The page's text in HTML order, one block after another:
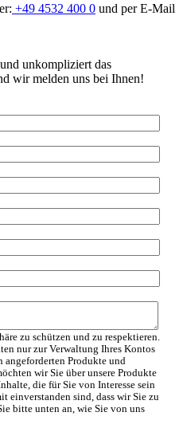
+49 4532 400 0 und per E-Mail
unkompliziert das
wir melden uns bei Ihnen!
zu schützen und zu respektieren.
nur zur Verwaltung Ihres Kontos
Produkte und
wir Sie über unsere Produkte
die für Sie von Interesse sein
einverstanden sind, dass wir Sie zu
bitte unten an, wie Sie von uns